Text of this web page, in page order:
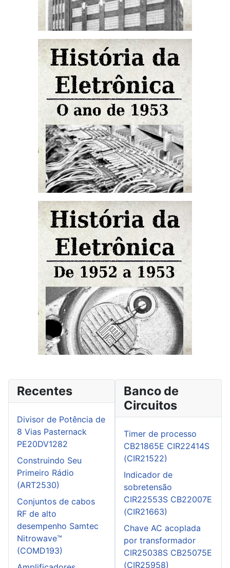
Recentes
Divisor de Potência de
8 Vias Pasternack
PE20DV1282
Construindo Seu
Primeiro Rádio
(ART2530)
Conjuntos de cabos
RF de alto
desempenho Samtec
Nitrowave™
(COMD193)
Banco de
Circuitos
Timer de processo
CB21865E CIR22414S
(CIR21522)
Indicador de
sobretensão
CIR22553S CB22007E
(CIR21663)
Chave AC acoplada
por transformador
CIR25038S CB25075E
(CIR25958)